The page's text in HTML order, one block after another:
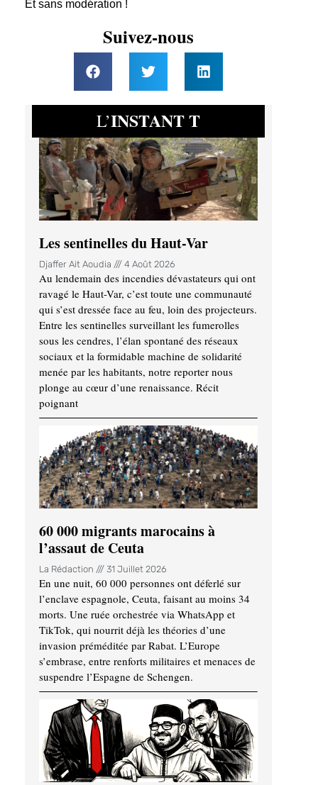
Et sans modération !
Suivez-nous
L’INSTANT T
Les sentinelles du Haut-Var
Djaffer Ait Aoudia 4 Août 2026
Au lendemain des incendies dévastateurs qui ont
ravagé le Haut-Var, c’est toute une communauté
qui s’est dressée face au feu, loin des projecteurs.
Entre les sentinelles surveillant les fumerolles
sous les cendres, l’élan spontané des réseaux
sociaux et la formidable machine de solidarité
menée par les habitants, notre reporter nous
plonge au cœur d’une renaissance. Récit
poignant
60 000 migrants marocains à
l’assaut de Ceuta
La Rédaction 31 Juillet 2026
En une nuit, 60 000 personnes ont déferlé sur
l’enclave espagnole, Ceuta, faisant au moins 34
morts. Une ruée orchestrée via WhatsApp et
TikTok, qui nourrit déjà les théories d’une
invasion préméditée par Rabat. L’Europe
s’embrase, entre renforts militaires et menaces de
suspendre l’Espagne de Schengen.